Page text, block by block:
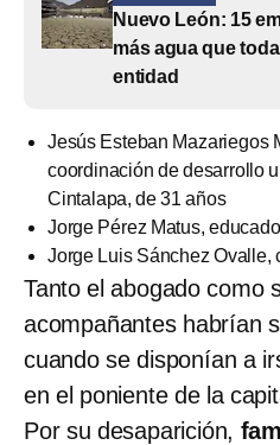
Nuevo León: 15
más agua que
entidad
Jesús Esteban Mazariegos
coordinación de desarrollo
Cintalapa, de 31 años
Jorge Pérez Matus,
Jorge Luis Sánchez Ovalle,
Tanto el abogado como
acompañantes habrían
cuando se disponían a
en el poniente de la
Por su desaparición,